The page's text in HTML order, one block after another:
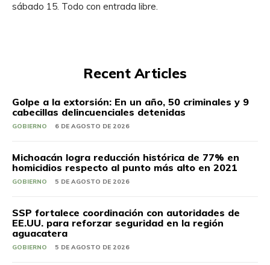
sábado 15. Todo con entrada libre.
Recent Articles
Golpe a la extorsión: En un año, 50 criminales y 9
cabecillas delincuenciales detenidas
GOBIERNO 6 DE AGOSTO DE 2026
Michoacán logra reducción histórica de 77% en
homicidios respecto al punto más alto en 2021
GOBIERNO 5 DE AGOSTO DE 2026
SSP fortalece coordinación con autoridades de
EE.UU. para reforzar seguridad en la región
aguacatera
GOBIERNO 5 DE AGOSTO DE 2026